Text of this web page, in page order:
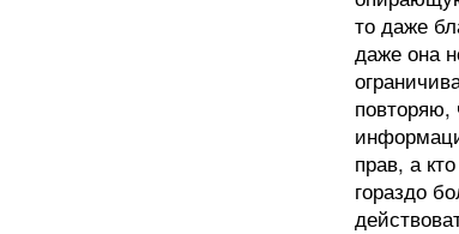
то даже
даже она
прав, а
гораздо